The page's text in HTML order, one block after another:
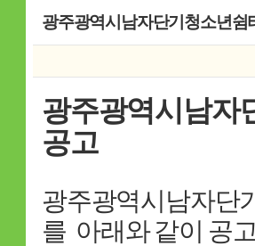
광주광역시남자단기청소년쉼
광주광역시남자
공고
광주광역시남자
를 아래와 같이 공